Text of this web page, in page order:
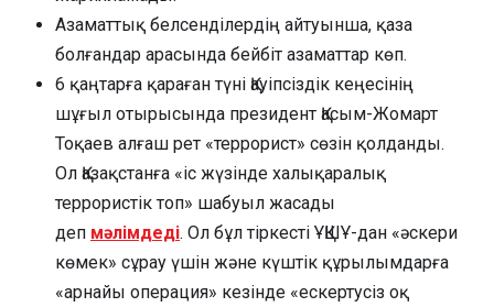
Азаматтық белсенділердің айтуынша, қаза
болғандар арасында бейбіт азаматтар көп.
6 қаңтарға қараған түні Қауіпсіздік кеңесінің
шұғыл отырысында президент Қасым-Жомарт
Тоқаев алғаш рет «террорист» сөзін қолданды.
Ол Қазақстанға «іс жүзінде халықаралық
террористік топ» шабуыл жасады
деп мәлімдеді. Ол бұл тіркесті ҰҚШҰ-дан «әскери
көмек» сұрау үшін және күштік құрылымдарға
«арнайы операция» кезінде «ескертусіз оқ